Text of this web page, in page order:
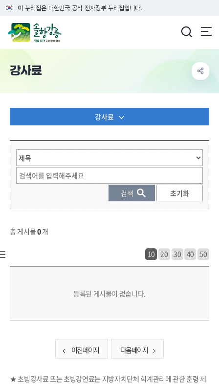
이 누리집은 대한민국 공식 전자정부 누리집입니다.
강사료
강사료
총 게시물0개
10 20 30 40 50
등록된 게시물이 없습니다.
이전 페이지 다음 페이지
★ 초빙강사료 또는 초빙강연료는 지방자치단체 회계관리에 관한 훈령 제